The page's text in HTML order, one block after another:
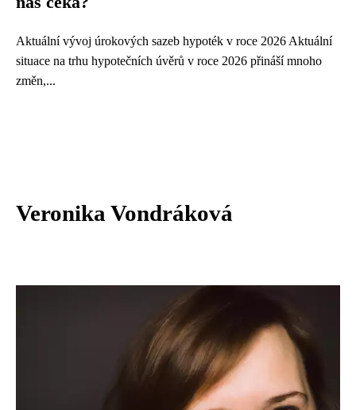
Aktuální vývoj úrokových sazeb hypoték v roce 2026 Aktuální
situace na trhu hypotečních úvěrů v roce 2026 přináší mnoho
změn,...
Veronika Vondráková